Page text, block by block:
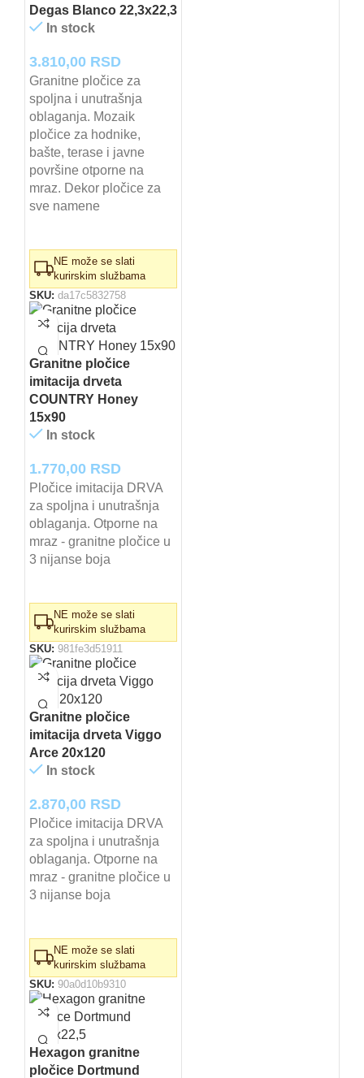
Degas Blanco 22,3x22,3
In stock
3.810,00 RSD
Granitne pločice za
spoljna i unutrašnja
oblaganja. Mozaik
pločice za hodnike,
bašte, terase i javne
površine otporne na
mraz. Dekor pločice za
sve namene
NE može se slati
kurirskim službama
SKU: da17c5832758
Granitne pločice
imitacija drveta
COUNTRY Honey
15x90
In stock
1.770,00 RSD
Pločice imitacija DRVA
za spoljna i unutrašnja
oblaganja. Otporne na
mraz - granitne pločice u
3 nijanse boja
NE može se slati
kurirskim službama
SKU: 981fe3d51911
Granitne pločice
imitacija drveta Viggo
Arce 20x120
In stock
2.870,00 RSD
Pločice imitacija DRVA
za spoljna i unutrašnja
oblaganja. Otporne na
mraz - granitne pločice u
3 nijanse boja
NE može se slati
kurirskim službama
SKU: 90a0d10b9310
Hexagon granitne
pločice Dortmund